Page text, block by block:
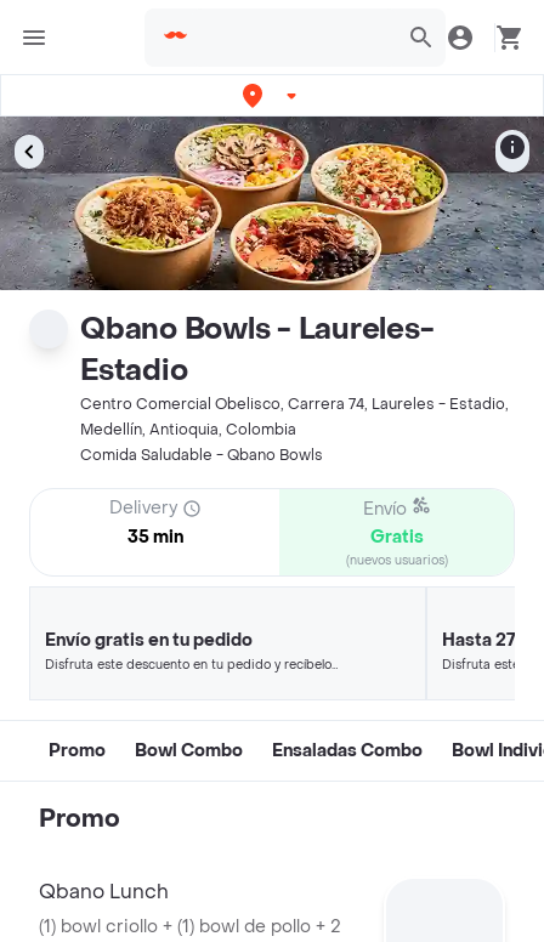
Qbano Bowls - Laureles-
Estadio
Centro Comercial Obelisco, Carrera 74, Laureles - Estadio,
Medellín, Antioquia, Colombia
Comida Saludable - Qbano Bowls
Delivery
35 min
Envío
Gratis
(nuevos usuarios)
Envío gratis en tu pedido
Disfruta este descuento en tu pedido y recíbelo
Hasta 27%
Disfruta este
Promo Bowl Combo Ensaladas Combo Bowl
Promo
Qbano Lunch
(1) bowl criollo + (1) bowl de pollo + 2